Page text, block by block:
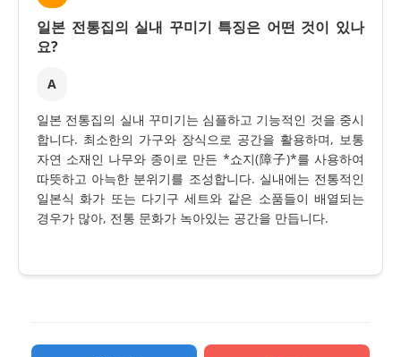
일본 전통집의 실내 꾸미기 특징은 어떤 것이 있나
요?
A
일본 전통집의 실내 꾸미기는 심플하고 기능적인 것을 중시
합니다. 최소한의 가구와 장식으로 공간을 활용하며, 보통
자연 소재인 나무와 종이로 만든 *쇼지(障子)*를 사용하여
따뜻하고 아늑한 분위기를 조성합니다. 실내에는 전통적인
일본식 화가 또는 다기구 세트와 같은 소품들이 배열되는
경우가 많아, 전통 문화가 녹아있는 공간을 만듭니다.